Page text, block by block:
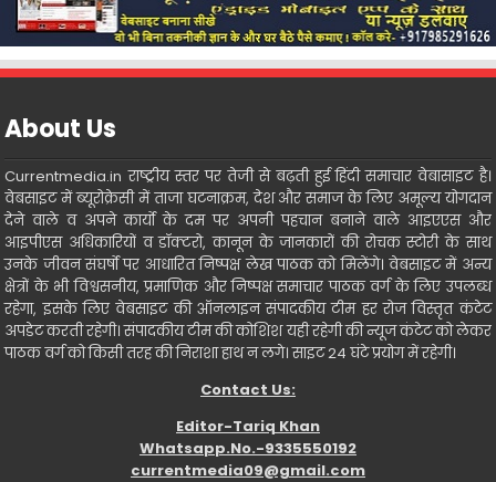
About Us
Currentmedia.in राष्ट्रीय स्तर पर तेजी से बढ़ती हुई हिंदी समाचार वेबासाइट है।
वेबसाइट में ब्यूरोक्रेसी में ताजा घटनाक्रम, देश और समाज के लिए अमूल्य योगदान
देने वाले व अपने कार्यो के दम पर अपनी पहचान बनाने वाले आइएएस और
आइपीएस अधिकारियों व डॉक्टरो, कानून के जानकारों की रोचक स्टोरी के साथ
उनके जीवन संघर्षो पर आधारित निष्पक्ष लेख पाठक को मिलेंगे। वेबसाइट में अन्य
क्षेत्रों के भी विश्वसनीय, प्रमाणिक और निष्पक्ष समाचार पाठक वर्ग के लिए उपलब्ध
रहेगा, इसके लिए वेबसाइट की ऑनलाइन संपादकीय टीम हर रोज विस्तृत कंटेट
अपडेट करती रहेगी। संपादकीय टीम की कोशिश यही रहेगी की न्यूज कंटेट को लेकर
पाठक वर्ग को किसी तरह की निराशा हाथ न लगे। साइट 24 घंटे प्रयोग में रहेगी।
Contact Us:
Editor-Tariq Khan
Whatsapp.No.-9335550192
currentmedia09@gmail.com